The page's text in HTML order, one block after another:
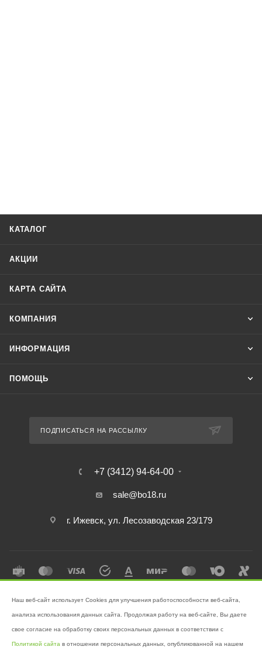
КАТАЛОГ
АКЦИИ
КАРТА САЙТА
КОМПАНИЯ
ИНФОРМАЦИЯ
ПОМОЩЬ
ПОДПИСАТЬСЯ НА РАССЫЛКУ
+7 (3412) 94-64-00
sale@bo18.ru
г. Ижевск, ул. Лесозаводская 23/179
поддержании чистоты!
Наш веб-сайт использует Cookies для улучшения работоспособности веб-сайта,
анализа использования данных сайта. Продолжая работу на веб-сайте, Вы даете
свое согласие на обработку своих персональных данных в соответствии с
Политикой сайта в отношении персональных данных, опубликованной на нашем